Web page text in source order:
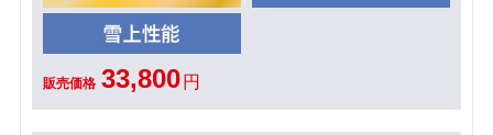
販売価格 33,800 円